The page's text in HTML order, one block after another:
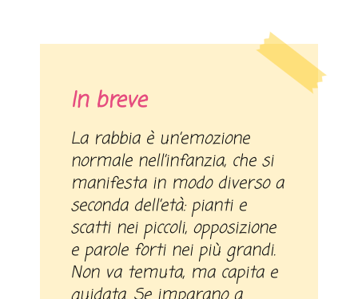
In breve
La rabbia è un’emozione
normale nell’infanzia, che si
manifesta in modo diverso a
seconda dell’età: pianti e
scatti nei piccoli, opposizione
e parole forti nei più grandi.
Non va temuta, ma capita e